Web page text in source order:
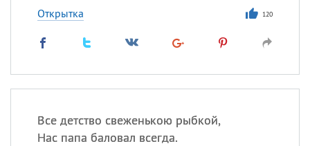
Открытка 120
Все детство свеженькою рыбкой,
Нас папа баловал всегда.